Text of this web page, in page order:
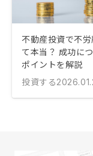
不動産投資で不
て本当？ 成功に
ポイントを解説
投資する